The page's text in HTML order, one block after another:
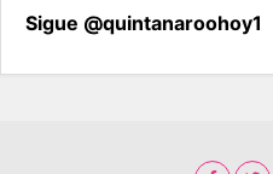
Sigue @quintanaroohoy1